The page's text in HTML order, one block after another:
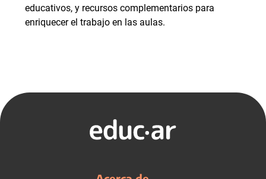
educativos, y recursos complementarios para
enriquecer el trabajo en las aulas.